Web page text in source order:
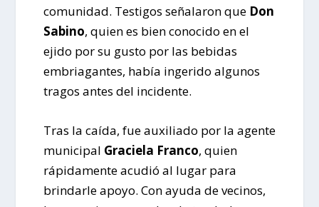
comunidad. Testigos señalaron que Don
Sabino, quien es bien conocido en el
ejido por su gusto por las bebidas
embriagantes, había ingerido algunos
tragos antes del incidente.
Tras la caída, fue auxiliado por la agente
municipal Graciela Franco, quien
rápidamente acudió al lugar para
brindarle apoyo. Con ayuda de vecinos,